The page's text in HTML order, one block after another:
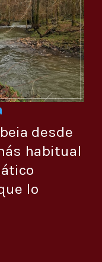
desde
habitual
lo